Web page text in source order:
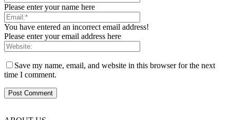
Please enter your name here
You have entered an incorrect email address!
Please enter your email address here
Save my name, email, and website in this browser for the next
time I comment.